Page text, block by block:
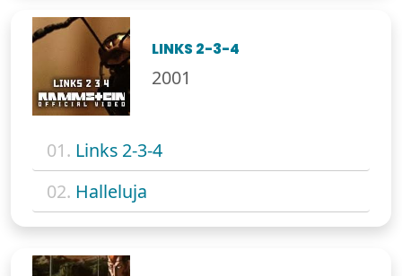
LINKS 2-3-4
2001
01. Links 2-3-4
02. Halleluja